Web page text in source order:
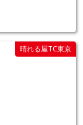
晴れる屋TC東京